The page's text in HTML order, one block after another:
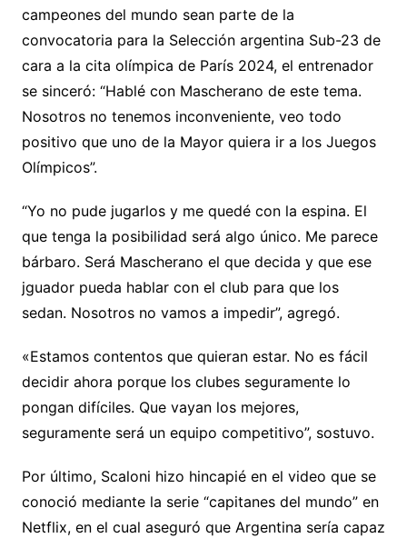
campeones del mundo sean parte de la
convocatoria para la Selección argentina Sub-23 de
cara a la cita olímpica de París 2024, el entrenador
se sinceró: “Hablé con Mascherano de este tema.
Nosotros no tenemos inconveniente, veo todo
positivo que uno de la Mayor quiera ir a los Juegos
Olímpicos”.
“Yo no pude jugarlos y me quedé con la espina. El
que tenga la posibilidad será algo único. Me parece
bárbaro. Será Mascherano el que decida y que ese
jguador pueda hablar con el club para que los
sedan. Nosotros no vamos a impedir”, agregó.
«Estamos contentos que quieran estar. No es fácil
decidir ahora porque los clubes seguramente lo
pongan difíciles. Que vayan los mejores,
seguramente será un equipo competitivo”, sostuvo.
Por último, Scaloni hizo hincapié en el video que se
conoció mediante la serie “capitanes del mundo” en
Netflix, en el cual aseguró que Argentina sería capaz